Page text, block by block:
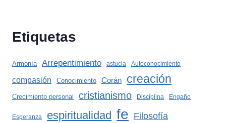
Etiquetas
Armonía Arrepentimiento astucia Autoconocimiento
compasión Conocimiento Corán creación
Crecimiento personal cristianismo Disciplina Engaño
Esperanza espiritualidad fe Filosofía